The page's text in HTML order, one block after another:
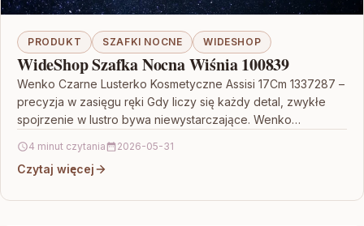
PRODUKT SZAFKI NOCNE WIDESHOP
WideShop Szafka Nocna Wiśnia 100839
Wenko Czarne Lusterko Kosmetyczne Assisi 17Cm 1337287 –
precyzja w zasięgu ręki Gdy liczy się każdy detal, zwykłe
spojrzenie w lustro bywa niewystarczające. Wenko…
4 minut czytania 2026-05-31
Czytaj więcej